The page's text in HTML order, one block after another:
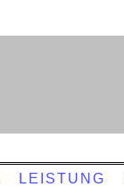
LEISTUNG